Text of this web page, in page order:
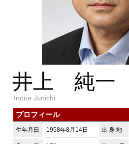
井上 純一
Inoue Junichi
プロフィール
生年月日 1958年8月14日 出 身 地